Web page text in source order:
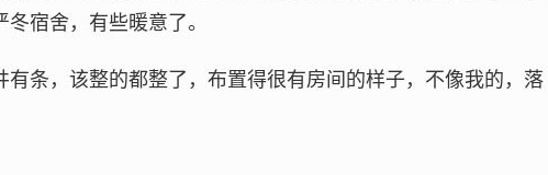
宿舍，有些暖意了。
条，该整的都整了，布置得很有房间的样子，不像我的，落